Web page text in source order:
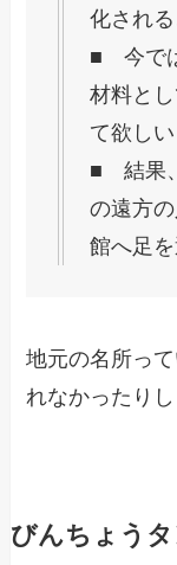
化される
■ 今で
材料と
て欲し
■ 結果
の遠方
館へ足を
地元の名所っ
れなかったりし
びんちょうタ